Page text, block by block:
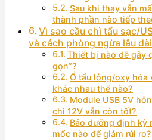
Sau khi thay vẫn
thành phần nào tiếp
Vì sao cầu chì tẩu sạc/
và cách phòng ngừa lâu
Thiết bị nào dễ gây
gọn”?
Ổ tẩu lỏng/oxy hóa
khác nhau thế nào?
Module USB 5V
chì 12V vẫn còn tốt?
Bảo dưỡng định kỳ
mốc nào để giảm rủi ro?